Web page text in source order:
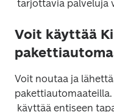
Voit käyttää
Voit noutaa ja
pakettiautomaateilla.